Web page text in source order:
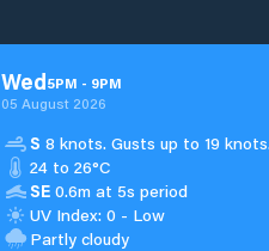
Wed5PM - 9PM
05 August 2026
S 8 knots. Gusts up to 19 knots.
24 to 26°C
SE 0.6m at 5s period
UV Index: 0 - Low
Partly cloudy